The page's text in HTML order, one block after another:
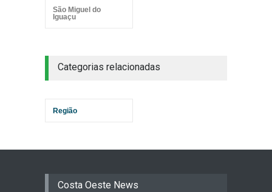
São Miguel do
Iguaçu
Categorias relacionadas
Região
Costa Oeste News